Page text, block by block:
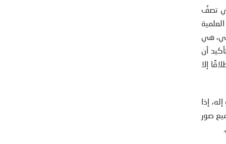
تصفُ
هي
أن
إلا
إذا
صور